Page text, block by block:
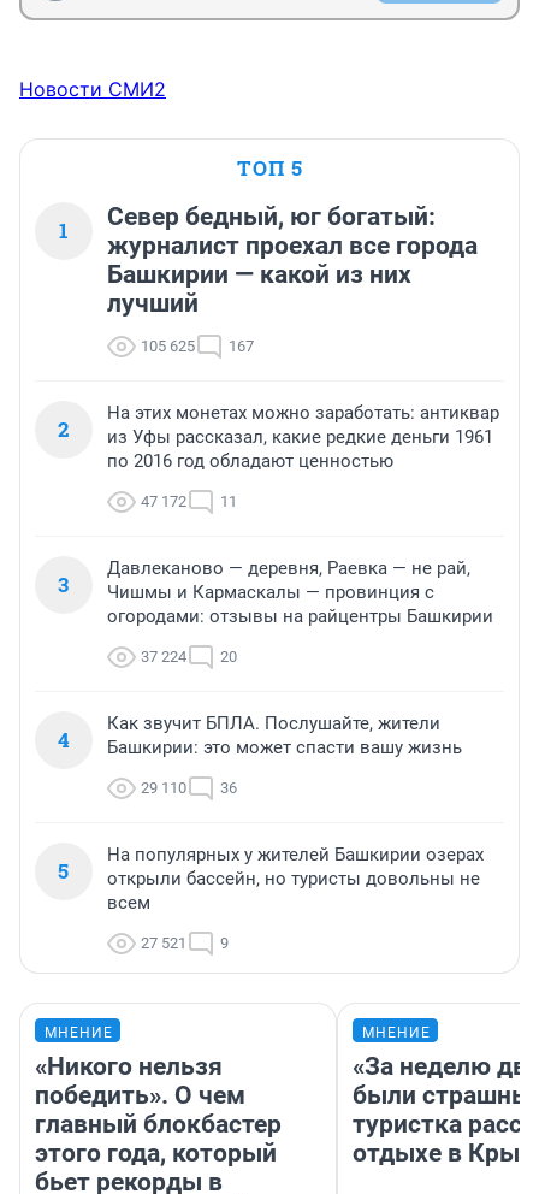
Новости СМИ2
ТОП 5
1
Север бедный, юг богатый:
журналист проехал все города
Башкирии — какой из них
лучший
105 625 167
2
На этих монетах можно заработать: антиквар
из Уфы рассказал, какие редкие деньги 1961
по 2016 год обладают ценностью
47 172 11
3
Давлеканово — деревня, Раевка — не рай,
Чишмы и Кармаскалы — провинция с
огородами: отзывы на райцентры Башкирии
37 224 20
4
Как звучит БПЛА. Послушайте, жители
Башкирии: это может спасти вашу жизнь
29 110 36
5
На популярных у жителей Башкирии озерах
открыли бассейн, но туристы довольны не
всем
27 521 9
МНЕНИЕ
«Никого нельзя
победить». О чем
главный блокбастер
этого года, который
бьет рекорды в
МНЕНИЕ
«За неделю
были
туристка
отдыхе в